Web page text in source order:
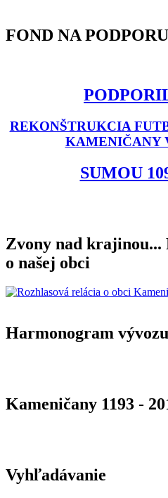
FOND NA
REKONŠTRUKCIA
KAMENIČANY
SUMOU
Zvony nad krajinou...
o našej obci
Harmonogram
Kameničany 1193 -
Vyhľadávanie